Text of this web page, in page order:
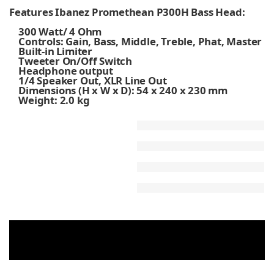
Features Ibanez Promethean P300H Bass Head:
300 Watt/ 4 Ohm
Controls: Gain, Bass, Middle, Treble, Phat, Master
Built-in Limiter
Tweeter On/Off Switch
Headphone output
1/4 Speaker Out, XLR Line Out
Dimensions (H x W x D): 54 x 240 x 230 mm
Weight: 2.0 kg